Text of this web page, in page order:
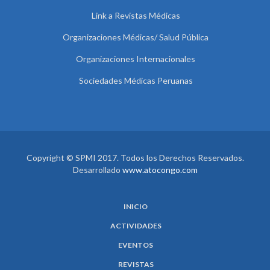
Link a Revistas Médicas
Organizaciones Médicas/ Salud Pública
Organizaciones Internacionales
Sociedades Médicas Peruanas
Copyright © SPMI 2017. Todos los Derechos Reservados.
Desarrollado www.atocongo.com
INICIO
ACTIVIDADES
EVENTOS
REVISTAS